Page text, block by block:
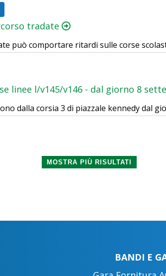
tradate
può comportare ritardi sulle corse
linee l/v145/v146 - dal giorno 8
dalla corsia 3 di piazzale kennedy dal
MOSTRA PIÙ RISULTATI
BANDI E